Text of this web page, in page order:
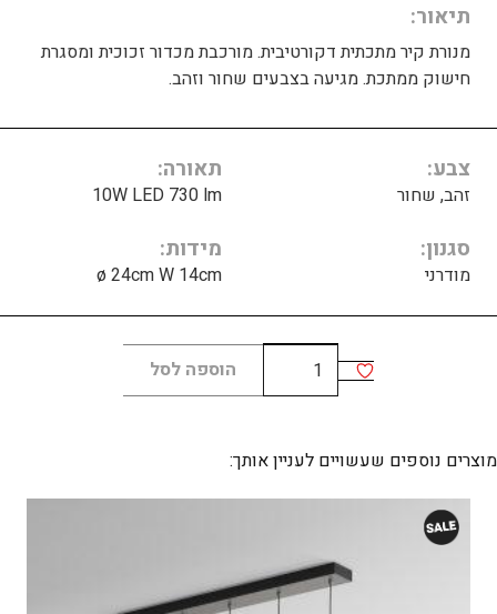
תיאור
מנורת קיר מתכתית דקורטיבית. מורכבת מכדור זכוכית ומסגרת
חישוק ממתכת. מגיעה בצבעים שחור וזהב.
צבע
זהב, שחור
תאורה
10W LED 730 lm
סגנון
מודרני
מידות
ø 24cm W 14cm
כמות
של
wall
הוספה לסל
מוצרים נוספים שעשויים לעניין אותך: